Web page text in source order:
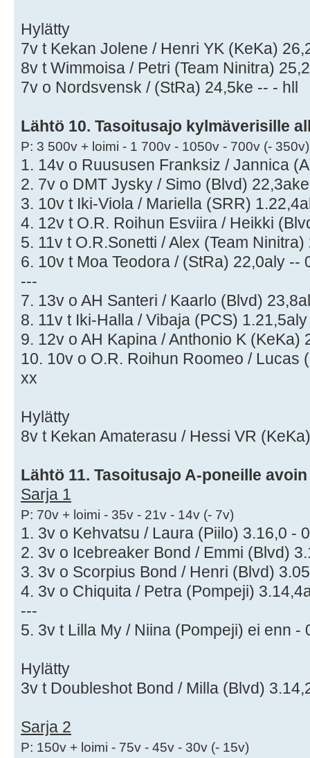
Hylätty
7v t Kekan Jolene / Henri YK (KeKa)
8v t Wimmoisa / Petri (Team Ninitra)
7v o Nordsvensk / (StRa) 24,5ke -- - hll
Lähtö 10. Tasoitusajo kylmäverisille
P: 3 500v + loimi - 1 700v - 1050v - 700v (- 350v)
1. 14v o Ruususen Franksiz / Jannica
2. 7v o DMT Jysky / Simo (Blvd)
3. 10v t Iki-Viola / Mariella (SRR)
4. 12v t O.R. Roihun Esviira / Heikki
5. 11v t O.R.Sonetti / Alex (Team
6. 10v t Moa Teodora / (StRa) 22,0aly --
---
7. 13v o AH Santeri / Kaarlo (Blvd)
8. 11v t Iki-Halla / Vibaja (PCS)
9. 12v o AH Kapina / Anthonio K (KeKa)
10. 10v o O.R. Roihun Roomeo / Lucas
xx
Hylätty
8v t Kekan Amaterasu / Hessi VR
Lähtö 11. Tasoitusajo A-poneille avoin
Sarja 1
P: 70v + loimi - 35v - 21v - 14v (- 7v)
1. 3v o Kehvatsu / Laura (Piilo) 3.16,0 -
2. 3v o Icebreaker Bond / Emmi (Blvd)
3. 3v o Scorpius Bond / Henri (Blvd)
4. 3v o Chiquita / Petra (Pompeji)
---
5. 3v t Lilla My / Niina (Pompeji) ei enn -
Hylätty
3v t Doubleshot Bond / Milla (Blvd)
Sarja 2
P: 150v + loimi - 75v - 45v - 30v (- 15v)